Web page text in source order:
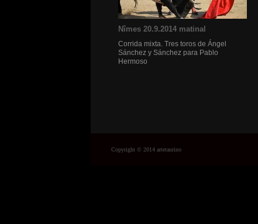
Nîmes 20.9.2014 matinal
Corrida mixta. Tres toros de Ángel
Sánchez y Sánchez para Pablo
Hermoso
Copyright © 2014 artetaurino